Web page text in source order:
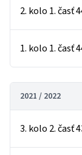
2. kolo 1. časť
1. kolo 1. časť
2021 / 2022
3. kolo 2. časť